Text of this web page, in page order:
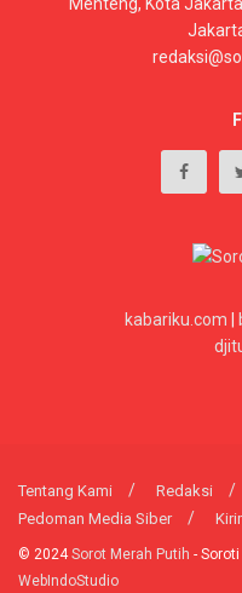
kabariku.com
Tentang Kami Redaksi
Pedoman Media Siber
© 2024Sorot Merah Putih -
WebIndoStudio